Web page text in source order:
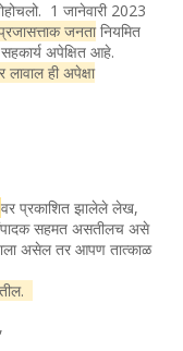
1 जानेवारी 2023
जनतानियमित
अपेक्षित आहे.
लावाल ही अपेक्षा
वर प्रकाशित झालेले लेख,
संपादक सहमत असतीलच असे
असेल तर आपण तात्काळ